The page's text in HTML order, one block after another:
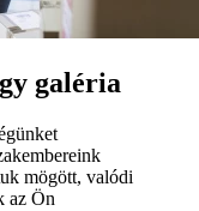
galéria
mögött, valódi
az Ön